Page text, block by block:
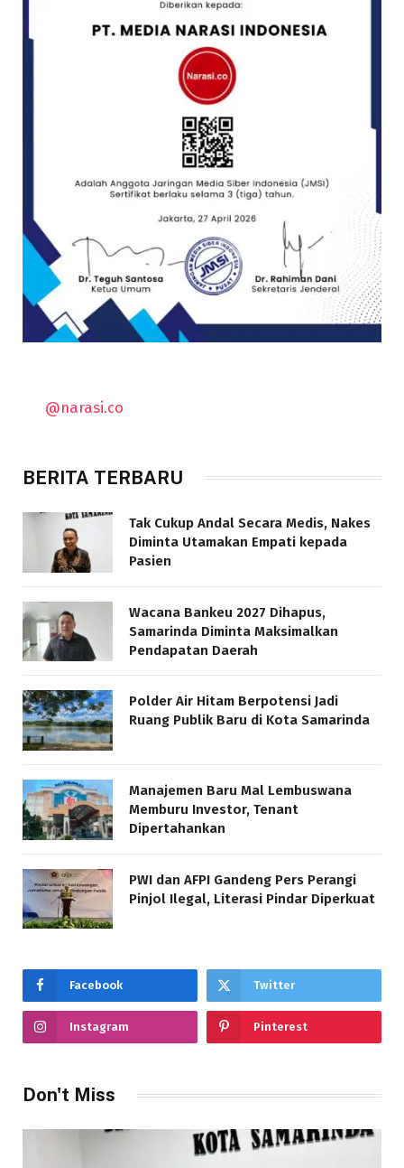
@narasi.co
BERITA TERBARU
Tak Cukup Andal Secara Medis, Nakes
Diminta Utamakan Empati kepada
Pasien
Wacana Bankeu 2027 Dihapus,
Samarinda Diminta Maksimalkan
Pendapatan Daerah
Polder Air Hitam Berpotensi Jadi
Ruang Publik Baru di Kota Samarinda
Manajemen Baru Mal Lembuswana
Memburu Investor, Tenant
Dipertahankan
PWI dan AFPI Gandeng Pers Perangi
Pinjol Ilegal, Literasi Pindar Diperkuat
Facebook Twitter
Instagram Pinterest
Don't Miss